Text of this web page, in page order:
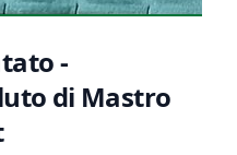
-
di Mastro